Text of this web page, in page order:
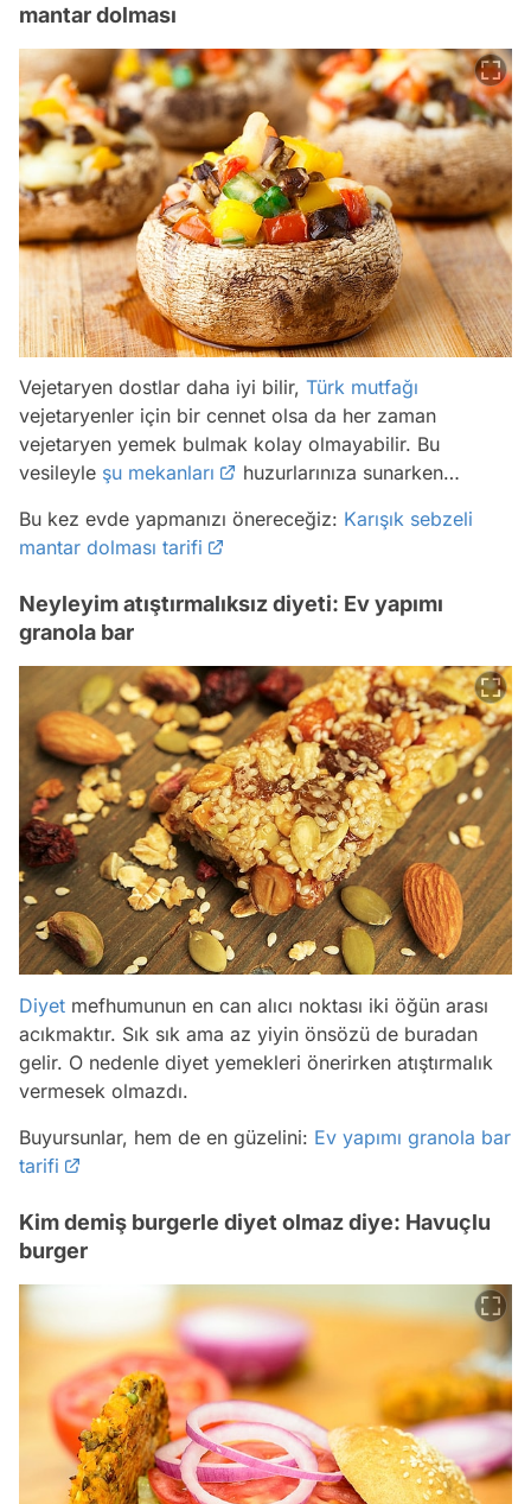
mantar dolması
Vejetaryen dostlar daha iyi bilir, Türk mutfağı
vejetaryenler için bir cennet olsa da her zaman
vejetaryen yemek bulmak kolay olmayabilir. Bu
vesileyle şu mekanları
huzurlarınıza sunarken…
Bu kez evde yapmanızı önereceğiz: Karışık sebzeli
mantar dolması tarifi
Neyleyim atıştırmalıksız diyeti: Ev yapımı
granola bar
Diyet mefhumunun en can alıcı noktası iki öğün arası
acıkmaktır. Sık sık ama az yiyin önsözü de buradan
gelir. O nedenle diyet yemekleri önerirken atıştırmalık
vermesek olmazdı.
Buyursunlar, hem de en güzelini: Ev yapımı granola bar
tarifi
Kim demiş burgerle diyet olmaz diye: Havuçlu
burger